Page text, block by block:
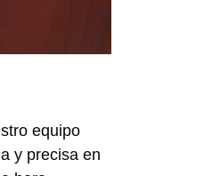
equipo
y precisa en